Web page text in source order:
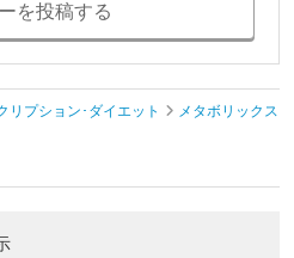
を投稿する
リプション･ダイエット
メタボリックス